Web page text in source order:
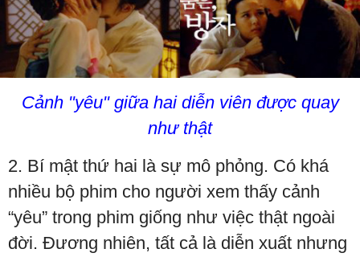
Cảnh "yêu" giữa hai diễn viên được quay
như thật
2. Bí mật thứ hai là sự mô phỏng. Có khá
nhiều bộ phim cho người xem thấy cảnh
“yêu” trong phim giống như việc thật ngoài
đời. Đương nhiên, tất cả là diễn xuất nhưng